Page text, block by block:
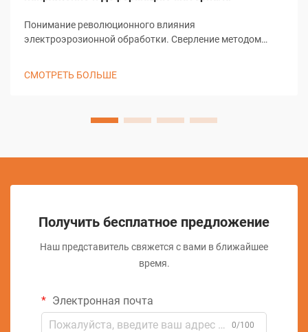
Понимание революционного влияния
электроэрозионной обработки. Сверление методом
СМОТРЕТЬ БОЛЬШЕ
Получить бесплатное предложение
Наш представитель свяжется с вами в ближайшее
время.
Электронная почта
0/100